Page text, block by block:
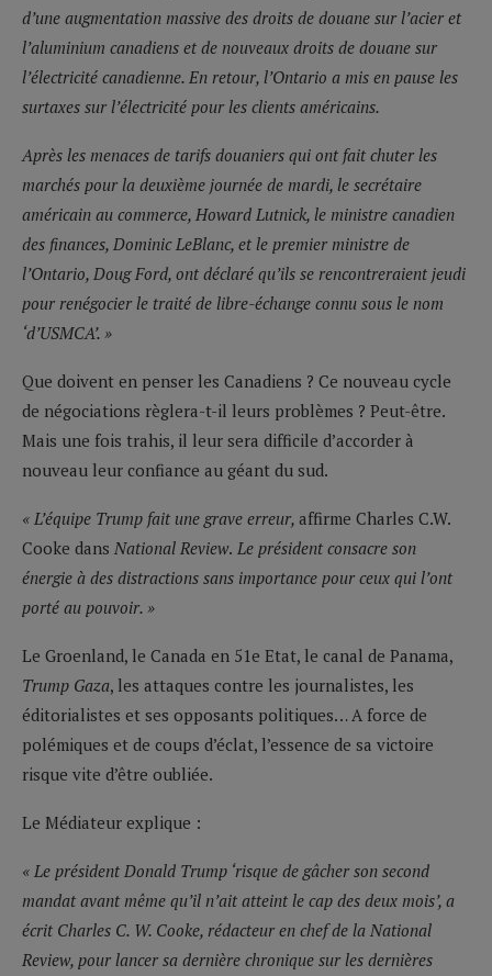
d’une augmentation massive des droits de douane sur l’acier et
l’aluminium canadiens et de nouveaux droits de douane sur
l’électricité canadienne. En retour, l’Ontario a mis en pause les
surtaxes sur l’électricité pour les clients américains.
Après les menaces de tarifs douaniers qui ont fait chuter les
marchés pour la deuxième journée de mardi, le secrétaire
américain au commerce, Howard Lutnick, le ministre canadien
des finances, Dominic LeBlanc, et le premier ministre de
l’Ontario, Doug Ford, ont déclaré qu’ils se rencontreraient jeudi
pour renégocier le traité de libre-échange connu sous le nom
‘d’USMCA’. »
Que doivent en penser les Canadiens ? Ce nouveau cycle
de négociations règlera-t-il leurs problèmes ? Peut-être.
Mais une fois trahis, il leur sera difficile d’accorder à
nouveau leur confiance au géant du sud.
« L’équipe Trump fait une grave erreur, affirme Charles C.W.
Cooke dans National Review. Le président consacre son
énergie à des distractions sans importance pour ceux qui l’ont
porté au pouvoir. »
Le Groenland, le Canada en 51e Etat, le canal de Panama,
Trump Gaza, les attaques contre les journalistes, les
éditorialistes et ses opposants politiques… A force de
polémiques et de coups d’éclat, l’essence de sa victoire
risque vite d’être oubliée.
Le Médiateur explique :
« Le président Donald Trump ‘risque de gâcher son second
mandat avant même qu’il n’ait atteint le cap des deux mois’, a
écrit Charles C. W. Cooke, rédacteur en chef de la National
Review, pour lancer sa dernière chronique sur les dernières